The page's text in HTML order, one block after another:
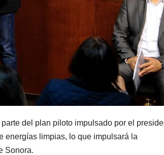
del plan piloto impulsado por el
energías limpias, lo que impulsará la
Sonora.